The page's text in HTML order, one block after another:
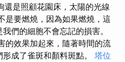
是照顧花園床，太陽的光線
是要燃燒，因為如果燃燒，這
們的細胞不會忘記的損害。
的效果加起來，隨著時間的流
成了雀斑和顏料斑點。 塔位